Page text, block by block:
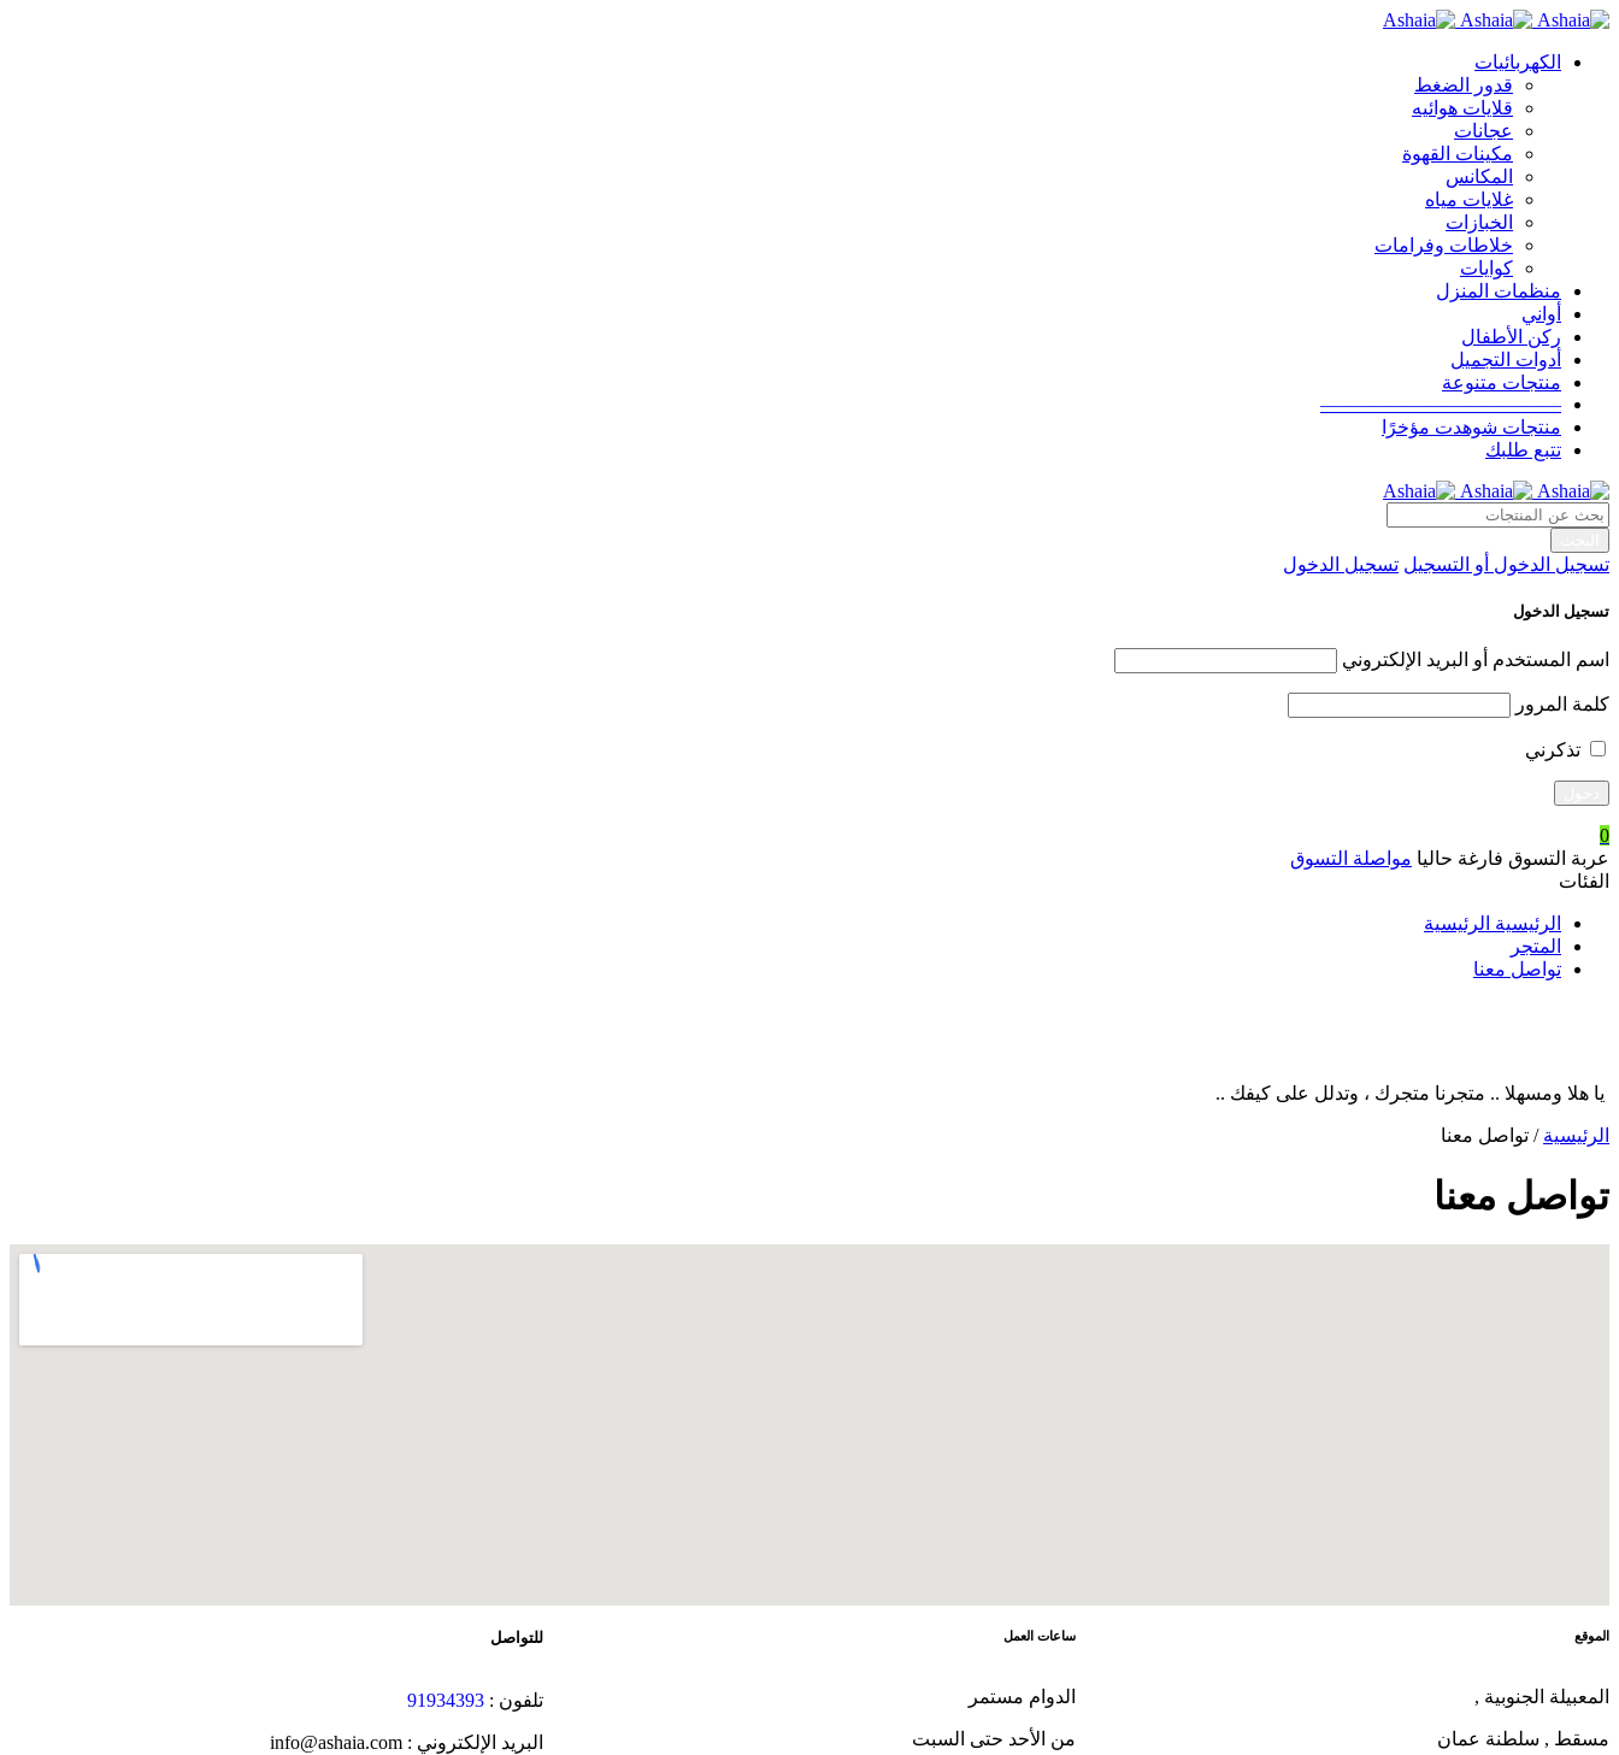
الكهربائيات
قدور الضغط
قلايات هوائيه
عجانات
مكينات القهوة
المكانس
غلايات مياه
الخبازات
خلاطات وفرامات
كوايات
منظمات المنزل
أواني
ركن الأطفال
أدوات التجميل
منتجات متنوعة
————————————–
منتجات شوهدت مؤخرًا
تتبع طلبك
تسجيل الدخول أو التسجيل تسجيل الدخول
تسجيل الدخول
اسم المستخدم أو البريد الإلكتروني
كلمة المرور
تذكرني
0
عربة التسوق فارغة حاليا مواصلة التسوق
الفئات
الرئيسية الرئيسية
المتجر
تواصل معنا
يا هلا ومسهلا .. متجرنا متجرك ، وتدلل على كيفك ..
الرئيسية / تواصل معنا
تواصل معنا
الموقع
المعبيلة الجنوبية ,
مسقط , سلطنة عمان
ساعات العمل
الدوام مستمر
من الأحد حتى السبت
للتواصل
تلفون :91934393
البريد الإلكتروني : info@ashaia.com